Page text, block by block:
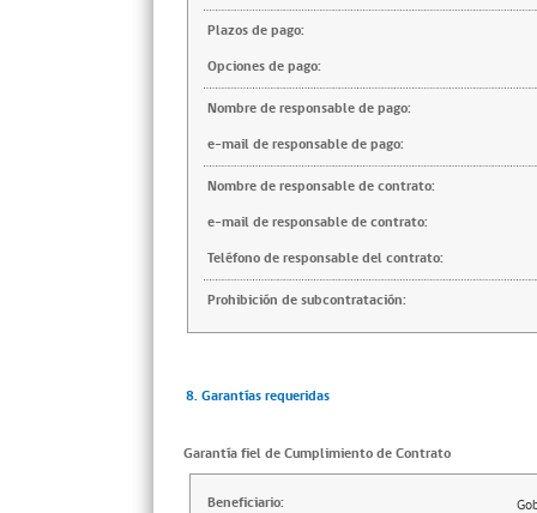
Plazos de pago:
Opciones de pago:
Nombre de responsable de pago:
e-mail de responsable de pago:
Nombre de responsable de contrato:
e-mail de responsable de contrato:
Teléfono de responsable del contrato:
Prohibición de subcontratación:
8. Garantías requeridas
Garantía fiel de Cumplimiento de Contrato
Beneficiario: